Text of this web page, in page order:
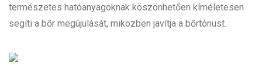
természetes hatóanyagoknak köszönhetően kíméletesen
segíti a bőr megújulását, miközben javítja a bőrtónust.